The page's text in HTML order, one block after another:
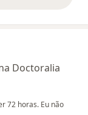
Doctoralia
72 horas. Eu não